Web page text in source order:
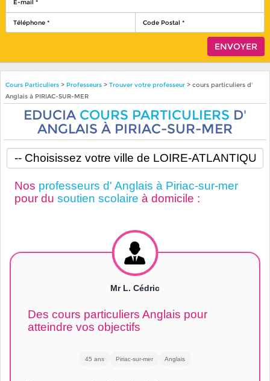
Cours Particuliers> Professeurs > Trouver votre professeur> cours particuliers d'
Anglais à PIRIAC-SUR-MER
EDUCIA COURS PARTICULIERS D'
ANGLAIS À PIRIAC-SUR-MER
Nos professeurs d' Anglais à Piriac-sur-mer
pour du soutien scolaire à domicile :
Mr L. Cédric
Des cours particuliers Anglais pour
atteindre vos objectifs
45 ans Piriac-sur-mer Anglais